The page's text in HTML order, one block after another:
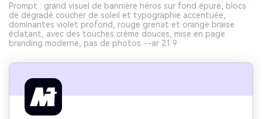
Prompt : grand visuel de bannière héros sur fond épuré, blocs
de dégradé coucher de soleil et typographie accentuée,
dominantes violet profond, rouge grenat et orange braise
éclatant, avec des touches crème douces, mise en page
branding moderne, pas de photos --ar 21:9